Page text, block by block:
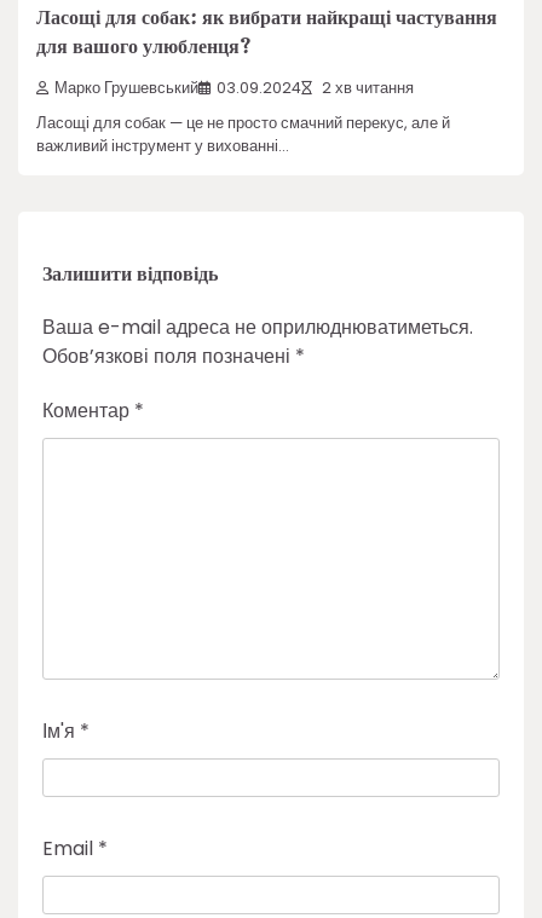
Ласощі для собак: як вибрати найкращі частування
для вашого улюбленця?
Марко Грушевський 03.09.2024 2 хв читання
Ласощі для собак — це не просто смачний перекус, але й
важливий інструмент у вихованні…
Залишити відповідь
Ваша e-mail адреса не оприлюднюватиметься.
Обов’язкові поля позначені *
Коментар *
Ім'я *
Email *